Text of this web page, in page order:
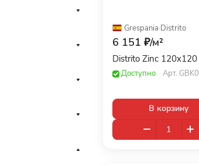
Grespania·Distrito
6 151 ₽/м²
Distrito Zinc 120x120
Доступно Арт.
В корзину